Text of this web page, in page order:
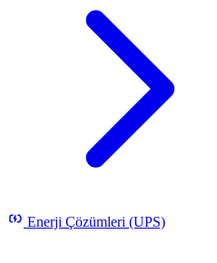
Enerji Çözümleri (UPS)